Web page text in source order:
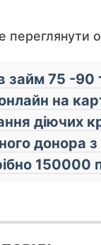
займ 75 -90
на
діючих
донора
150000
"Аукціон